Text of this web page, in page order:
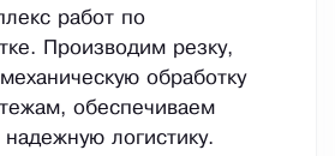
работ по
Производим резку,
обработку
обеспечиваем
логистику.